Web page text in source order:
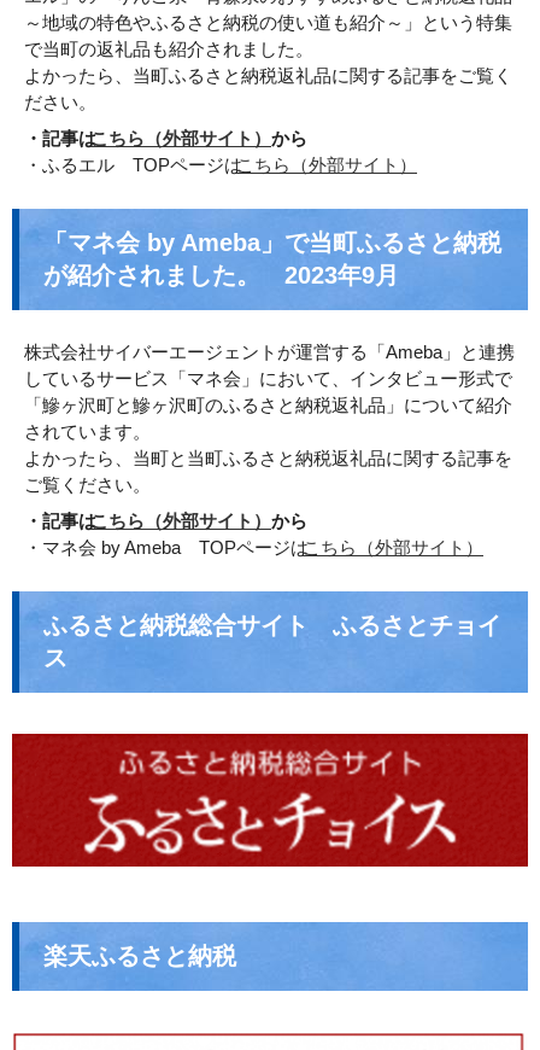
～地域の特色やふるさと納税の使い道も紹介～」という特集
で当町の返礼品も紹介されました。
よかったら、当町ふるさと納税返礼品に関する記事をご覧く
ださい。
・記事はこちら （外部サイト） から
・ふるエル TOPページはこちら（外部サイト）
「マネ会 by Ameba」で当町ふるさと納税
が紹介されました。 2023年9月
株式会社サイバーエージェントが運営する「Ameba」と連携
しているサービス「マネ会」において、インタビュー形式で
「鰺ヶ沢町と鰺ヶ沢町のふるさと納税返礼品」について紹介
されています。
よかったら、当町と当町ふるさと納税返礼品に関する記事を
ご覧ください。
・記事はこちら（外部サイト） から
・マネ会 by Ameba TOPページはこちら（外部サイト）
ふるさと納税総合サイト ふるさとチョイ
ス
楽天ふるさと納税